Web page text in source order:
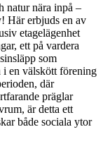
natur nära inpå –
Här erbjuds en av
etagelägenhet
ett på vardera
som
i en välskött förening
där
präglar
är detta ett
både sociala ytor